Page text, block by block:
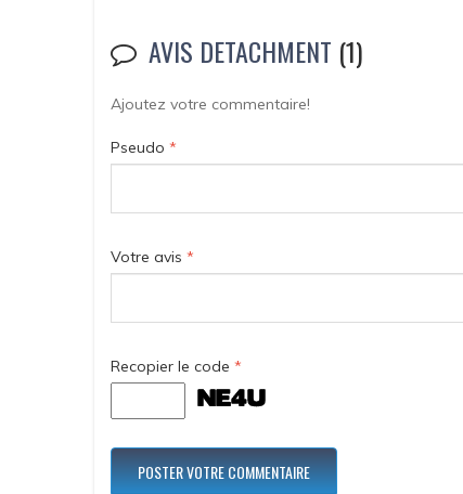
AVIS DETACHMENT (1)
Ajoutez votre commentaire!
Pseudo *
Votre avis *
Recopier le code *